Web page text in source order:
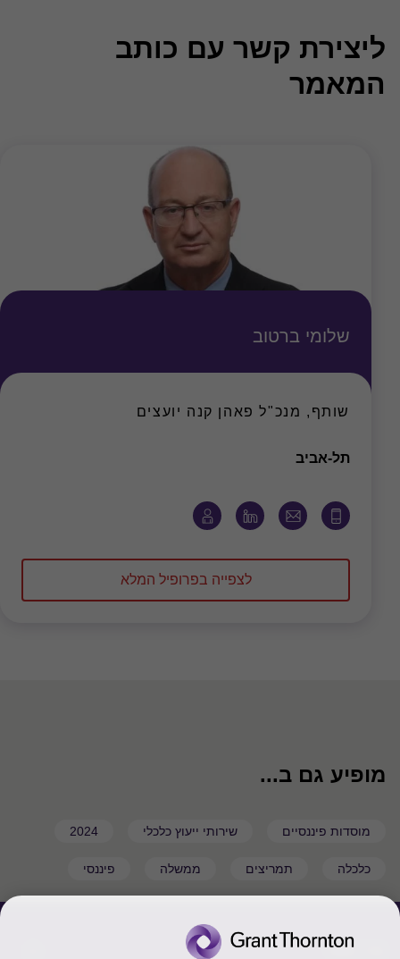
ליצירת קשר עם כותב
המאמר
שלומי ברטוב
שותף, מנכ"ל פאהן קנה יועצים
תל-אביב
לצפייה בפרופיל המלא
מופיע גם ב...
מוסדות פיננסיים שירותי ייעוץ כלכלי 2024
כלכלה תמריצים ממשלה פיננסי
צור קשר